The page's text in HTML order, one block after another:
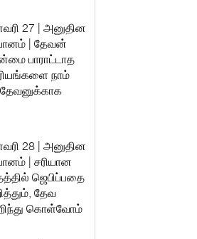
27 | அனுதின
| தேவன்
பாராட்டாத
நாம்
28 | அனுதின
| சரியான
ஜெபிப்பதை
தேவ
கொள்வோம்